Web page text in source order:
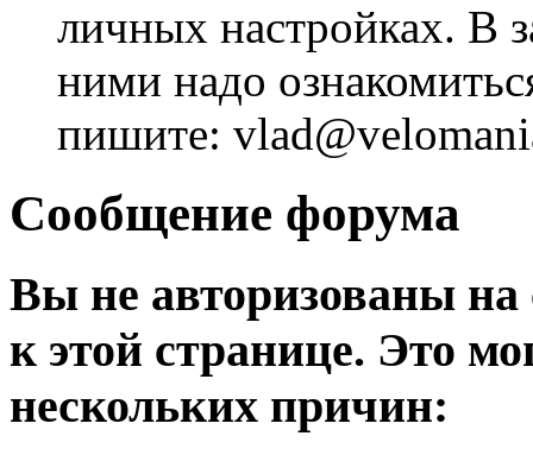
личных настройках. В
ними надо
пишите:
Сообщение форума
Вы не авторизованы на
к этой странице. Это
нескольких причин: